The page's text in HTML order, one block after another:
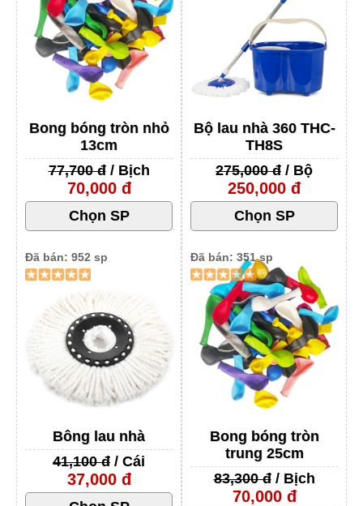
Bộ lau nhà 360 THC-
TH8S
275,000 đ / Bộ
250,000 đ
Bong bóng tròn nhỏ
13cm
77,700 đ/ Bịch
70,000 đ
Bong bóng tròn
trung 25cm
83,300 đ/ Bịch
70,000 đ
Đã bán: 351 sp
Bông lau nhà
41,100 đ / Cái
37,000 đ
Đã bán: 952 sp